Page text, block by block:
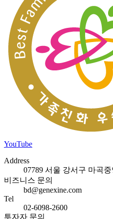
YouTube
Address
07789 서울 강서구 마곡
비즈니스 문의
bd@genexine.com
Tel
02-6098-2600
투자자 문의